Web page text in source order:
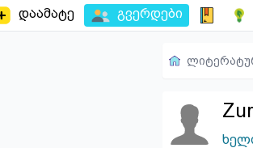
დაამატე გვერდები